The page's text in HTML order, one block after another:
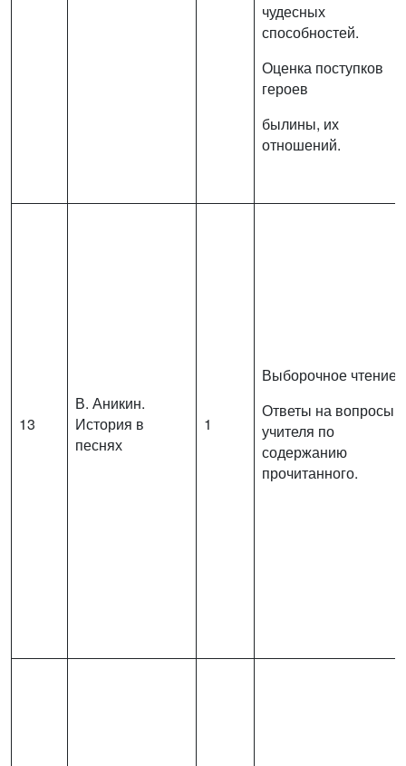
чудесных
способностей.
Оценка поступков
героев
былины, их
отношений.
13
В. Аникин.
История в
песнях
1
Выборочное чтение.
Ответы на вопросы
учителя по
содержанию
прочитанного.